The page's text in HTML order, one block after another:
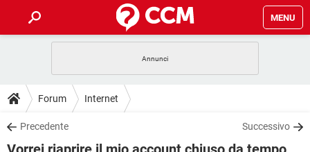
MENU
INTRATTENIMENTO
iOS
INSTAGRAM WHATSAPP
GUIDE
COVID-19
DOWNLOAD
COVID-19 GAMING
Forum Internet
Precedente Successivo